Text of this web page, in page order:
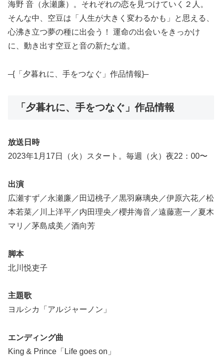
海野 音（永瀬廉）。それぞれの恋を見つけていく２人。
そんな中、空豆は「人生が大きく変わるかも」と思える、
心沸き立つ夢の種に出会う！ 運命の出会いをきっかけ
に、動き出す空豆と音の新たな道。
–{「夕暮れに、手をつなぐ」作品情報}–
「夕暮れに、手をつなぐ」作品情報
放送日時
2023年1月17日（火）スタート。毎週（火）夜22：00〜
出演
広瀬すず／永瀬廉／田辺桃子／黒羽麻璃央／伊原六花／松
本若菜／川上洋平／内田理央／櫻井海音／遠藤憲一／夏木
マリ／茅島成美／酒向芳
脚本
北川悦吏子
主題歌
ヨルシカ「アルジャーノン」
エンディング曲
King & Prince「Life goes on」